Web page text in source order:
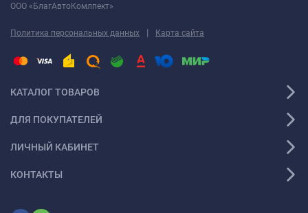
ООО «БлагАвтоКомлпект»
Политика персональных данных | Карта сайта
КАТАЛОГ ТОВАРОВ
ДЛЯ ПОКУПАТЕЛЕЙ
ЛИЧНЫЙ КАБИНЕТ
КОНТАКТЫ